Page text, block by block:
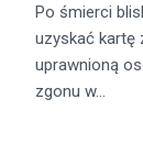
Po śmierci
uzyskać kartę
uprawnioną
zgonu w…